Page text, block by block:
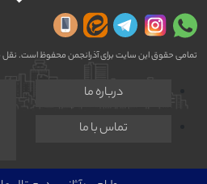
تمامی حقوق این سایت برای آذرانجمن محفوظ است. نقل
درباره ما
تماس با ما